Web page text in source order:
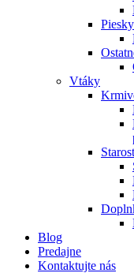
Vtáky
Blog
Predajne
Kontaktujte nás